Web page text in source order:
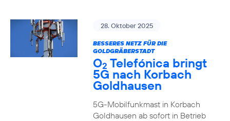
28. Oktober 2025
BESSERES NETZ FÜR DIE
GOLDGRÄBERSTADT
O2 Telefónica bringt
5G nach Korbach
Goldhausen
5G-Mobilfunkmast in Korbach
Goldhausen ab sofort in Betrieb